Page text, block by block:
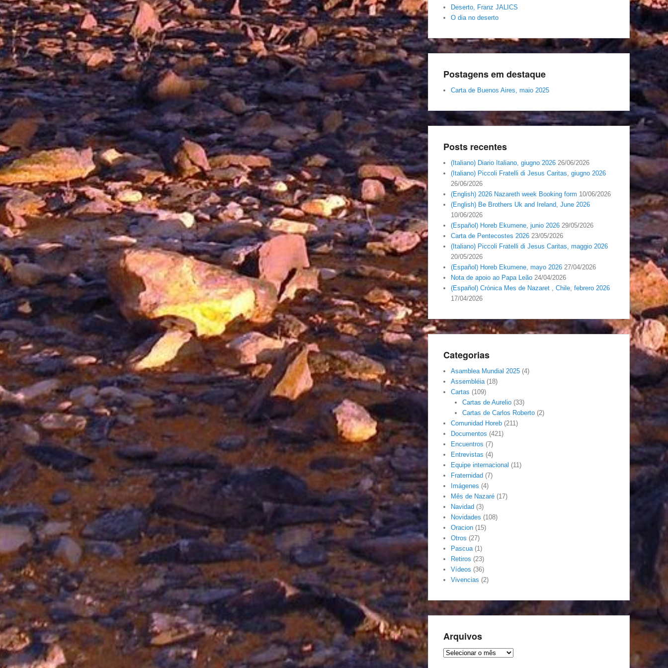
Deserto, Franz JALICS
O dia no deserto
Postagens em destaque
Carta de Buenos Aires, maio 2025
Posts recentes
(Italiano) Diario Italiano, giugno 2026 26/06/2026
(Italiano) Piccoli Fratelli di Jesus Caritas, giugno 2026
26/06/2026
(English) 2026 Nazareth week Booking form 10/06/2026
(English) Be Brothers Uk and Ireland, June 2026
10/06/2026
(Español) Horeb Ekumene, junio 2026 29/05/2026
Carta de Pentecostes 2026 23/05/2026
(Italiano) Piccoli Fratelli di Jesus Caritas, maggio 2026
20/05/2026
(Español) Horeb Ekumene, mayo 2026 27/04/2026
Nota de apoio ao Papa Leão 24/04/2026
(Español) Crónica Mes de Nazaret , Chile, febrero 2026
17/04/2026
Categorias
Asamblea Mundial 2025 (4)
Assembléia(18)
Cartas (109)
Cartas de Aurelio(33)
Cartas de Carlos Roberto(2)
Comunidad Horeb (211)
Documentos (421)
Encuentros (7)
Entrevistas (4)
Equipe internacional (11)
Fraternidad (7)
Imágenes (4)
Mês de Nazaré (17)
Navidad (3)
Novidades (108)
Oracion (15)
Otros (27)
Pascua(1)
Retiros (23)
Vídeos (36)
Vivencias (2)
Arquivos
Arquivos